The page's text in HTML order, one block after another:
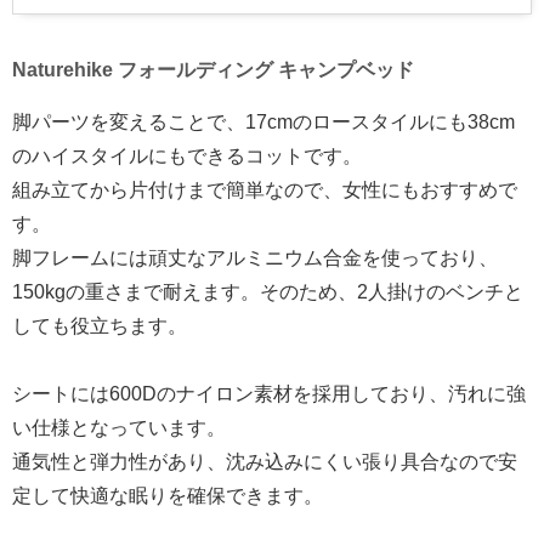
Naturehike フォールディング キャンプベッド
脚パーツを変えることで、17cmのロースタイルにも38cm
のハイスタイルにもできるコットです。
組み立てから片付けまで簡単なので、女性にもおすすめで
す。
脚フレームには頑丈なアルミニウム合金を使っており、
150kgの重さまで耐えます。そのため、2人掛けのベンチと
しても役立ちます。
シートには600Dのナイロン素材を採用しており、汚れに強
い仕様となっています。
通気性と弾力性があり、沈み込みにくい張り具合なので安
定して快適な眠りを確保できます。